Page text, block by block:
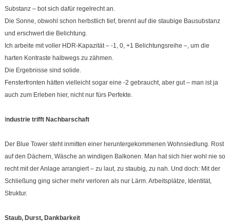
Substanz – bot sich dafür regelrecht an.
Die Sonne, obwohl schon herbstlich tief, brennt auf die staubige Bausubstanz
und erschwert die Belichtung.
Ich arbeite mit voller HDR-Kapazität – -1, 0, +1 Belichtungsreihe –, um die
harten Kontraste halbwegs zu zähmen.
Die Ergebnisse sind solide.
Fensterfronten hätten vielleicht sogar eine -2 gebraucht, aber gut – man ist ja
auch zum Erleben hier, nicht nur fürs Perfekte.
ndustrie trifft Nachbarschaft
Der Blue Tower steht inmitten einer heruntergekommenen Wohnsiedlung. Rost
auf den Dächern, Wäsche an windigen Balkonen. Man hat sich hier wohl nie so
recht mit der Anlage arrangiert – zu laut, zu staubig, zu nah. Und doch: Mit der
Schließung ging sicher mehr verloren als nur Lärm. Arbeitsplätze, Identität,
Struktur.
Staub, Durst, Dankbarkeit